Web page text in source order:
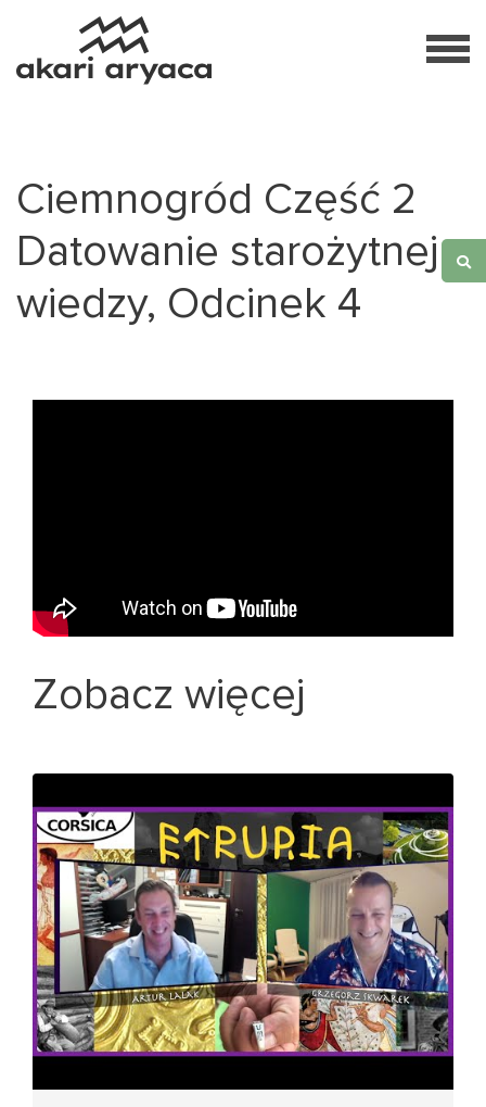
Ciemnogród Część 2
Datowanie starożytnej
wiedzy, Odcinek 4
Zobacz więcej